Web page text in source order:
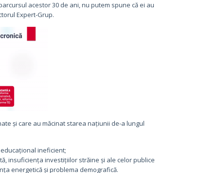
acestor 30 de ani, nu putem spune că ei au
Expert-Grup.
și care au măcinat starea națiunii de-a lungul
ineficient;
insuficiența investițiilor străine și ale celor publice
energetică și problema demografică.